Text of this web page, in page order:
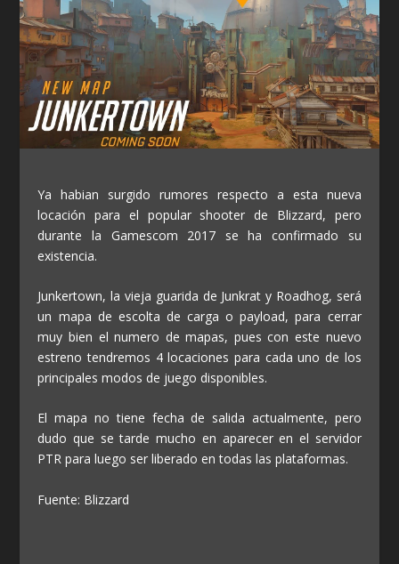
Ya habian surgido rumores respecto a esta nueva
locación para el popular shooter de Blizzard, pero
durante la Gamescom 2017 se ha confirmado su
existencia.
Junkertown, la vieja guarida de Junkrat y Roadhog, será
un mapa de escolta de carga o payload, para cerrar
muy bien el numero de mapas, pues con este nuevo
estreno tendremos 4 locaciones para cada uno de los
principales modos de juego disponibles.
El mapa no tiene fecha de salida actualmente, pero
dudo que se tarde mucho en aparecer en el servidor
PTR para luego ser liberado en todas las plataformas.
Fuente: Blizzard